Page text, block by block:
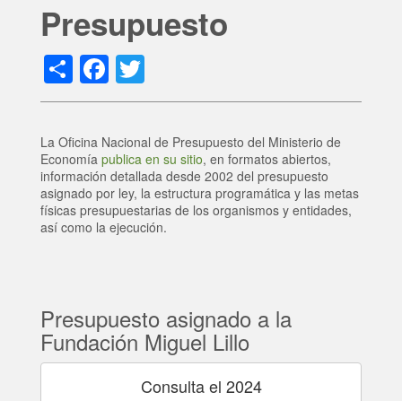
Presupuesto
ShareFacebook
La Oficina Nacional de Presupuesto del Ministerio de
Economía publica en su sitio, en formatos abiertos,
información detallada desde 2002 del presupuesto
asignado por ley, la estructura programática y las metas
físicas presupuestarias de los organismos y entidades,
así como la ejecución.
Presupuesto asignado a la
Fundación Miguel Lillo
Consulta el 2024